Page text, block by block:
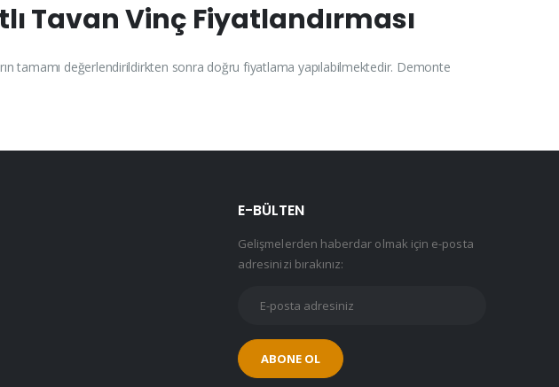
Tavan Vinç Fiyatlandırması
tamamı değerlendirildirkten sonra doğru fiyatlama yapılabilmektedir. Demonte
E-BÜLTEN
Gelişmelerden haberdar olmak için e-posta
adresinizi bırakınız: